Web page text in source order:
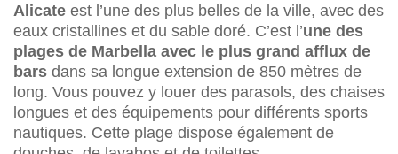
Alicate est l’une des plus belles de la ville, avec des
eaux cristallines et du sable doré. C’est l’une des
plages de Marbella avec le plus grand afflux de
bars dans sa longue extension de 850 mètres de
long. Vous pouvez y louer des parasols, des chaises
longues et des équipements pour différents sports
nautiques. Cette plage dispose également de